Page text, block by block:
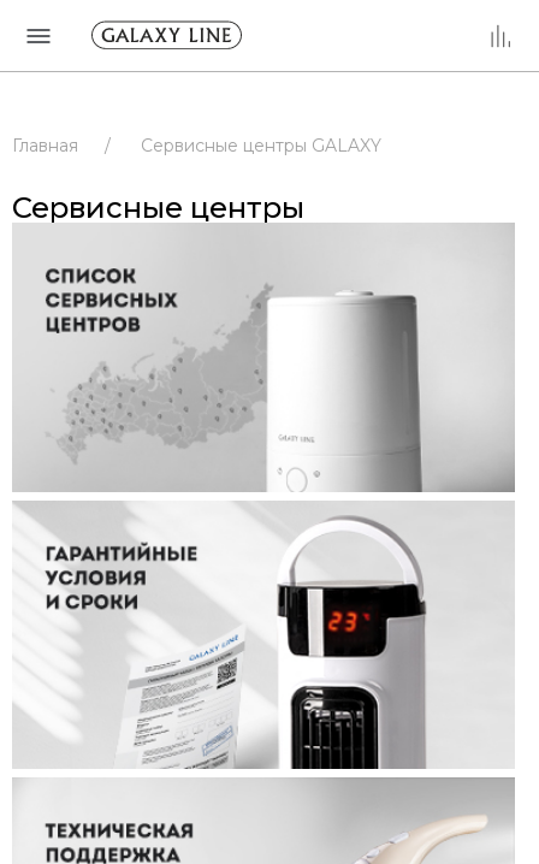
Главная / Сервисные центры GALAXY
Сервисные центры